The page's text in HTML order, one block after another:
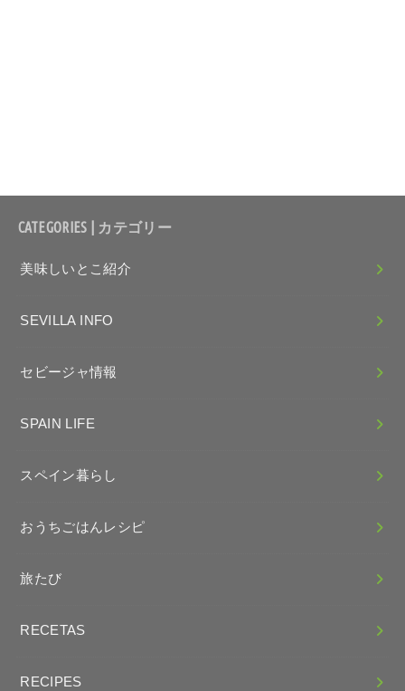
CATEGORIES | カテゴリー
美味しいとこ紹介
SEVILLA INFO
セビージャ情報
SPAIN LIFE
スペイン暮らし
おうちごはんレシピ
旅たび
RECETAS
RECIPES